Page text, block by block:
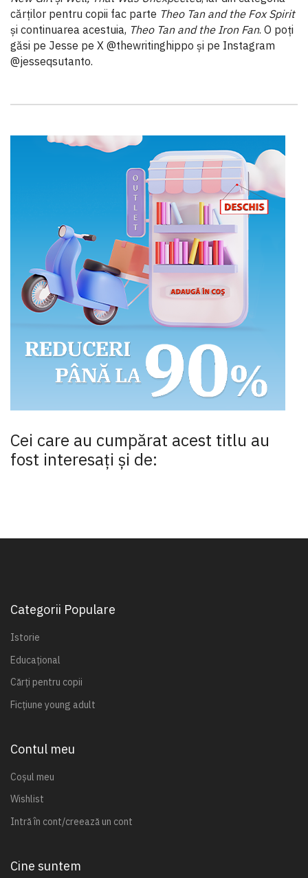
cărților pentru copii fac parte Theo Tan and the Fox Spirit
și continuarea acestuia, Theo Tan and the Iron Fan. O poți
găsi pe Jesse pe X @thewritinghippo și pe Instagram
@jesseqsutanto.
Cei care au cumpărat acest titlu au
fost interesaţi şi de:
Categorii Populare
Istorie
Educațional
Cărți pentru copii
Ficțiune young adult
Contul meu
Coșul meu
Wishlist
Intră în cont/creează un cont
Cine suntem